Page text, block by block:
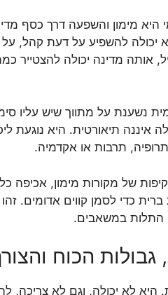
היא מימון והשפעה דרך כסף
יכולה להשפיע על דעת קהל,
אותה מדינה יכולה להצטייר
נשענת על מתווך שיש עליו
תיאורטית. היא נוגעת
תרבות או אקדמיה.
של מקורות מימון, אכיפה
כדי לסמן קווים אדומים.
התלות במשאבים.
הכוח
לא יכולה, וגם לא צריכה,